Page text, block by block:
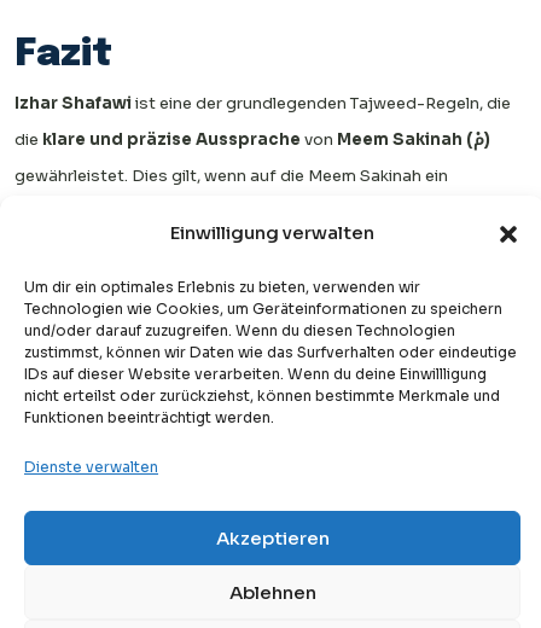
Einwilligung verwalten
Um dir ein optimales Erlebnis zu bieten, verwenden wir
Technologien wie Cookies, um Geräteinformationen zu speichern
und/oder darauf zuzugreifen. Wenn du diesen Technologien
zustimmst, können wir Daten wie das Surfverhalten oder eindeutige
IDs auf dieser Website verarbeiten. Wenn du deine Einwillligung
nicht erteilst oder zurückziehst, können bestimmte Merkmale und
Funktionen beeinträchtigt werden.
Dienste verwalten
Akzeptieren
Ablehnen
Fazit
Izhar Shafawiist eine der grundlegenden Tajweed-Regeln, die
die klare und präzise Aussprache von
Meem Sakinah (مْ)
gewährleistet. Dies gilt, wenn auf die Meem Sakinah ein
sodass Klarheit in den meisten Fällen die Standardregel ist.
Wenn diese Regel richtig angewendet wird, wird der Meem-Laut
vollständig von den Lippen ausgesprochen, ohne zu
verschmelzen, sich zu verstecken oder übermäßig zu
nasalisieren. Dies trägt dazu bei, den natürlichen Fluss der
Buchstaben deutlich und leicht hörbar zu halten. Es spiegelt
auch die Bedeutung von Tajweed für die Bewahrung der genauen
Art und Weise wider, wie der Koran offenbart wurde.
Durch die Beherrschung von Izhar Shafawi können Muslime ihre
Kostenlose Probestunde